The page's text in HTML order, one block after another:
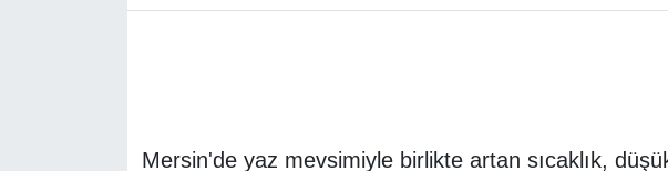
Mersin'de yaz mevsimiyle birlikte artan sıcaklık,